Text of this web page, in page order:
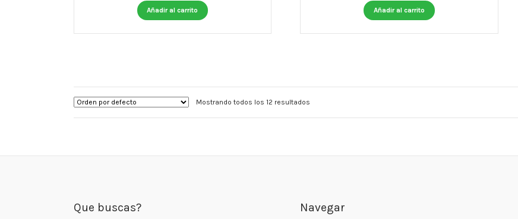
Añadir al carrito Añadir al carrito
Mostrando todos los 12 resultados
Que buscas? Navegar